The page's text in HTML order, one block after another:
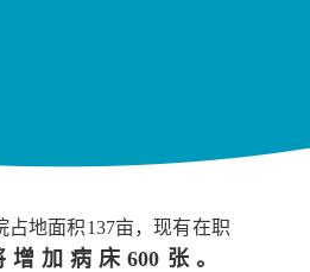
地面积137亩，现有在职
加病床600张。